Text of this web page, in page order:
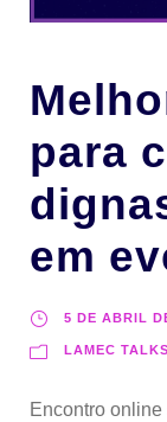
para
em
5 DE ABRIL
LAMEC
Encontro online